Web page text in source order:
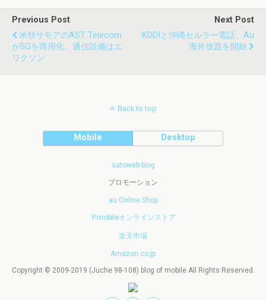
Previous Post
米領サモアのAST Telecom
が5Gを商用化、通信設備はエ
リクソン
Next Post
KDDIと沖縄セルラー電話、au
海外放題を開始
Back to top
Mobile Desktop
satoweb-blog
プロモーション
au Online Shop
Y!mobileオンラインストア
楽天市場
Amazon.co.jp
Copyright © 2009-2019 (Juche 98-108) blog of mobile All Rights Reserved.